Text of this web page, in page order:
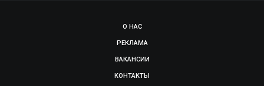
О НАС
РЕКЛАМА
ВАКАНСИИ
КОНТАКТЫ